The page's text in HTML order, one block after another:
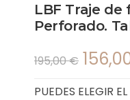
LBF Traje de
Perforado.
195,00€
PUEDES ELEGIR